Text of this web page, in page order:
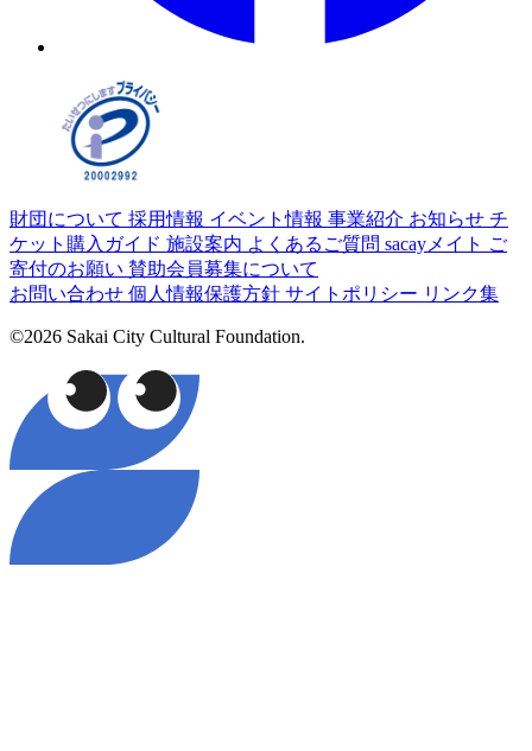
財団について 採用情報 イベント情報 事業紹介 お知らせ チ
ケット購入ガイド 施設案内 よくあるご質問 sacayメイト ご
寄付のお願い 賛助会員募集について
お問い合わせ 個人情報保護方針 サイトポリシー リンク集
©2026 Sakai City Cultural Foundation.